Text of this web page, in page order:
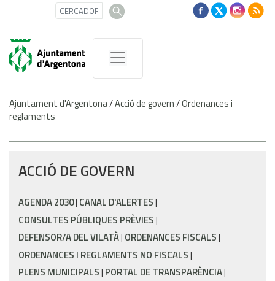
Ajuntament d'Argentona/Acció de govern/Ordenances i
reglaments
ACCIÓ DE GOVERN
AGENDA 2030 CANAL D'ALERTES
CONSULTES PÚBLIQUES PRÈVIES
DEFENSOR/A DEL VILATÀ ORDENANCES FISCALS
ORDENANCES I REGLAMENTS NO FISCALS
PLENS MUNICIPALS PORTAL DE TRANSPARÈNCIA